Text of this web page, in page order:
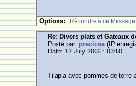
Options: Rèpondre à ce Message
Re: Divers plats et Gateaux
Posté par: preciosa(IP
Date: 12 July 2006 : 03:50
Tilapia avec pommes de terre